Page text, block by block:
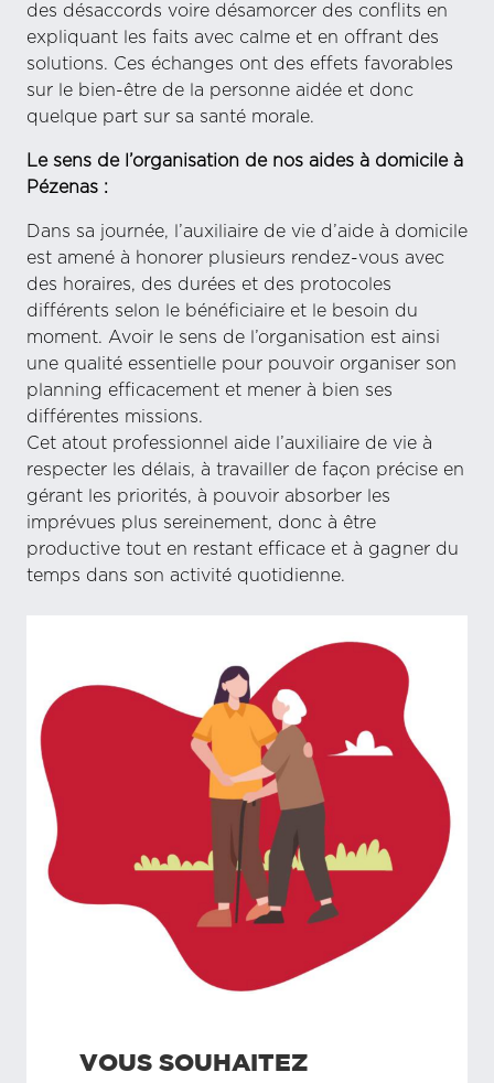
des désaccords voire désamorcer des conflits en
expliquant les faits avec calme et en offrant des
solutions. Ces échanges ont des effets favorables
sur le bien-être de la personne aidée et donc
quelque part sur sa santé morale.
Le sens de l’organisation de nos aides à domicile à
Pézenas :
Dans sa journée, l’auxiliaire de vie d’aide à domicile
est amené à honorer plusieurs rendez-vous avec
des horaires, des durées et des protocoles
différents selon le bénéficiaire et le besoin du
moment. Avoir le sens de l’organisation est ainsi
une qualité essentielle pour pouvoir organiser son
planning efficacement et mener à bien ses
différentes missions.
Cet atout professionnel aide l’auxiliaire de vie à
respecter les délais, à travailler de façon précise en
gérant les priorités, à pouvoir absorber les
imprévues plus sereinement, donc à être
productive tout en restant efficace et à gagner du
temps dans son activité quotidienne.
VOUS SOUHAITEZ